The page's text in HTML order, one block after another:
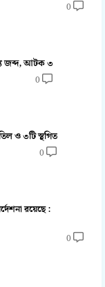
0
জব্দ, আটক ৩
0
ও ৩টি স্থগিত
0
রয়েছে :
0